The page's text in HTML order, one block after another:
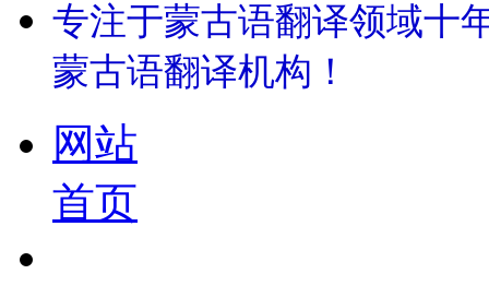
专注于蒙古语翻译领域十
蒙古语翻译机构！
网站
首页